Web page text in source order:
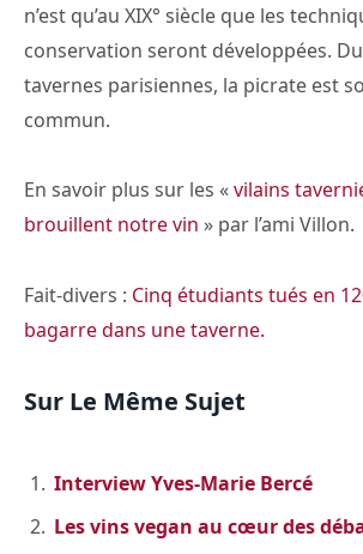
n’est qu’au XIX° siècle que les
conservation seront développées.
tavernes parisiennes, la picrate est
commun.
En savoir plus sur les «vilains
brouillent notre vin » par l’ami Villon.
Fait-divers : Cinq étudiants tués en
bagarre dans une taverne.
Sur Le Même Sujet
Interview Yves-Marie Bercé
Les vins vegan au cœur des